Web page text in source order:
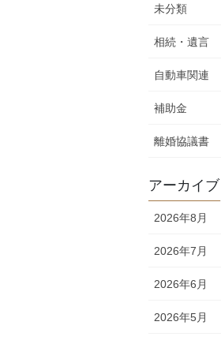
未分類
相続・遺言
自動車関連
補助金
離婚協議書
アーカイブ
2026年8月
2026年7月
2026年6月
2026年5月